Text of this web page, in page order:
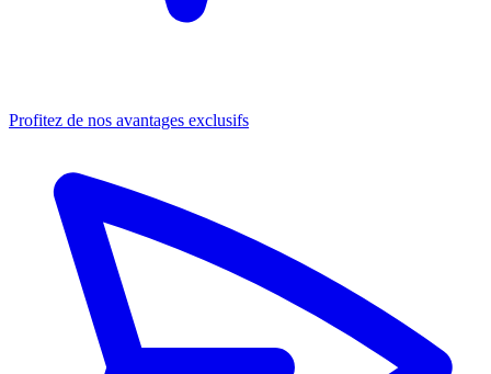
Profitez de nos avantages exclusifs